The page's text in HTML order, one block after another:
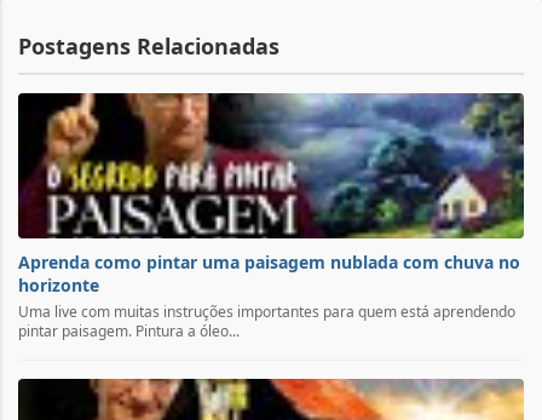
Postagens Relacionadas
Aprenda como pintar uma paisagem nublada com chuva no
horizonte
Uma live com muitas instruções importantes para quem está aprendendo
pintar paisagem. Pintura a óleo...